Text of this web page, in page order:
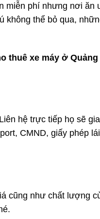
miễn phí nhưng nơi ăn
không thể bỏ qua,
thuê xe máy ở Quảng
hệ trực tiếp họ sẽ
CMND, giấy phép lái
cũng như chất lượng